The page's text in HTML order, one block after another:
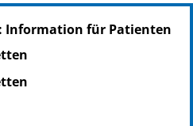
Information für Patienten